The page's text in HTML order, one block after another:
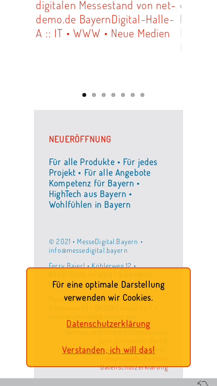
NEUERÖFFNUNG
Für alle Produkte • Für jedes
Projekt • Für alle Angebote
Kompetenz für Bayern •
HighTech aus Bayern •
Wohlfühlen in Bayern
© 2021 • MesseDigital.Bayern •
info@messedigital.bayern
Ferry Baierl • Köhlerweg 12 •
furth.de
Peter Schrettenbrunner •
Weitere rechtliche Informationen
'ois.gmachtin.bayern':
Datenschutzerklärung
Für eine optimale Darstellung
verwenden wir Cookies.
Datenschutzerklärung
Verstanden, ich will das!